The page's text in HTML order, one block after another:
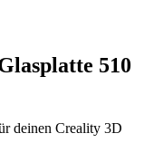
510
deinen Creality 3D